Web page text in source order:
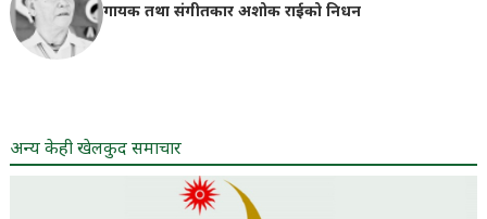
गायक तथा संगीतकार अशोक राईको निधन
अन्य केही खेलकुद समाचार